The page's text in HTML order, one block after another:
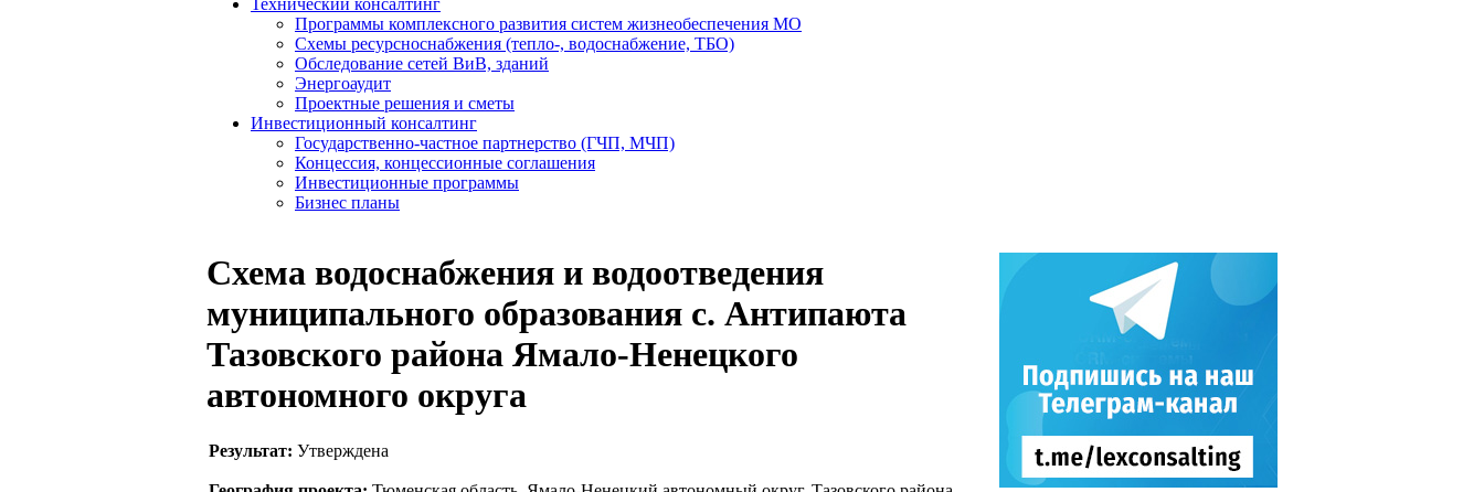
Технический консалтинг
Программы комплексного развития систем жизнеобеспечения МО
Схемы ресурсноснабжения (тепло-, водоснабжение, ТБО)
Обследование сетей ВиВ, зданий
Энергоаудит
Проектные решения и сметы
Инвестиционный консалтинг
Государственно-частное партнерство (ГЧП, МЧП)
Концессия, концессионные соглашения
Инвестиционные программы
Бизнес планы
Схема водоснабжения и водоотведения
муниципального образования с. Антипаюта
Тазовского района Ямало-Ненецкого
автономного округа
Результат: Утверждена